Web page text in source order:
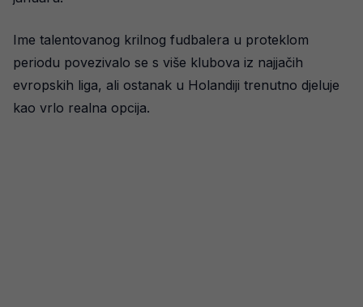
Ime talentovanog krilnog fudbalera u proteklom
periodu povezivalo se s više klubova iz najjačih
evropskih liga, ali ostanak u Holandiji trenutno djeluje
kao vrlo realna opcija.